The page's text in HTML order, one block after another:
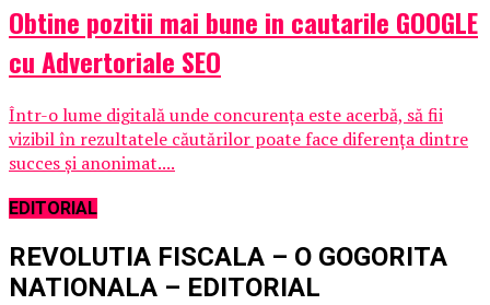
Obtine pozitii mai bune in cautarile GOOGLE
cu Advertoriale SEO
Într-o lume digitală unde concurența este acerbă, să fii
vizibil în rezultatele căutărilor poate face diferența dintre
succes și anonimat....
EDITORIAL
REVOLUTIA FISCALA – O GOGORITA
NATIONALA – EDITORIAL